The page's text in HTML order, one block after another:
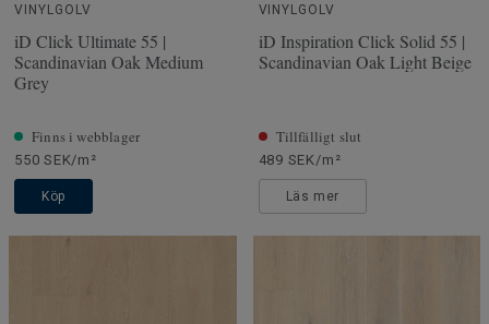
VINYLGOLV
iD Click Ultimate 55 |
Scandinavian Oak Medium
Grey
Finns i webblager
550 SEK/m²
Köp
VINYLGOLV
iD Inspiration Click Solid 55 |
Scandinavian Oak Light Beige
Tillfälligt slut
489 SEK/m²
Läs mer